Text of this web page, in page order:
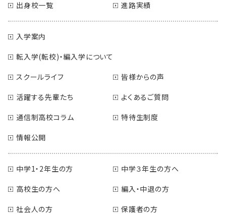
出身校一覧 進路実績
入学案内
転入学(転校)・編入学について
スクールライフ
皆様からの声
活躍する先輩たち
よくあるご質問
通信制高校コラム
特待生制度
情報公開
中学1・2年生の方
中学３年生の方へ
高校生の方へ
編入・中退の方
社会人の方
保護者の方